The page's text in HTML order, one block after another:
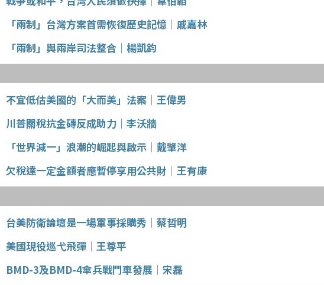
「兩制」台灣方案首需恢復歷史記憶│戚嘉林
「兩制」與兩岸司法整合│楊凱鈞
不宜低估美國的「大而美」法案│王偉男
川普關稅抗金磚反成助力│李沃牆
「世界減一」浪潮的崛起與啟示│戴肇洋
欠稅達一定金額者應暫停享用公共財│王有康
台美防衛論壇是一場軍事採購秀│蔡哲明
美國現役巡弋飛彈│王尊平
BMD-3及BMD-4傘兵戰鬥車發展│宋磊